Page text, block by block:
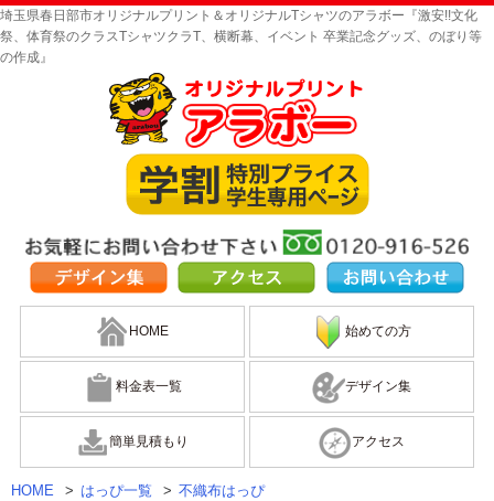
埼玉県春日部市オリジナルプリント＆オリジナルTシャツのアラボー『激安!!文化
祭、体育祭のクラスTシャツクラT、横断幕、イベント 卒業記念グッズ、のぼり等
の作成』
HOME 始めての方
料金表一覧 デザイン集
簡単見積もり アクセス
HOME > はっぴ一覧 > 不織布はっぴ